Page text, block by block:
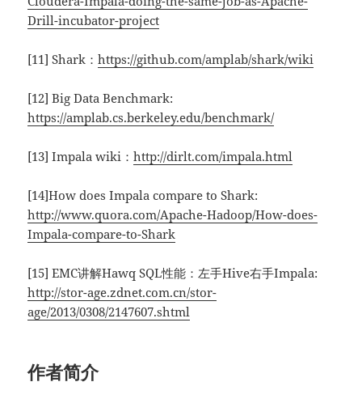
Drill-incubator-project
[11] Shark：https://github.com/amplab/shark/wiki
[12] Big Data Benchmark:
https://amplab.cs.berkeley.edu/benchmark/
[13] Impala wiki：http://dirlt.com/impala.html
[14]How does Impala compare to Shark:
http://www.quora.com/Apache-Hadoop/How-does-
Impala-compare-to-Shark
[15] EMC讲解Hawq SQL性能：左手Hive右手Impala:
http://stor-age.zdnet.com.cn/stor-
age/2013/0308/2147607.shtml
作者简介